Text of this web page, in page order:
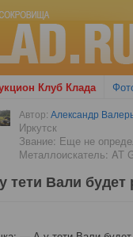
Клуб Клада
Автор: Александр
Иркутск
Звание: Еще не
Металлоискатель: AT
тети Вали будет